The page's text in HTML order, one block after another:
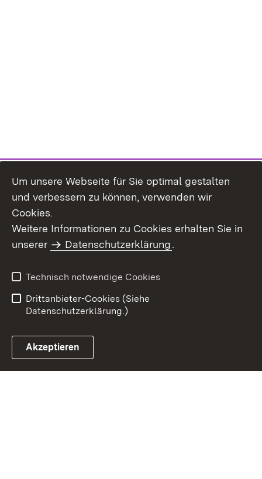
Um unsere Webseite für Sie optimal gestalten
und verbessern zu können, verwenden wir
Cookies.
Weitere Informationen zu Cookies erhalten Sie in
unserer
Datenschutzerklärung.
Technisch notwendige Cookies
Drittanbieter-Cookies (Siehe
Datenschutzerklärung.)
Akzeptieren